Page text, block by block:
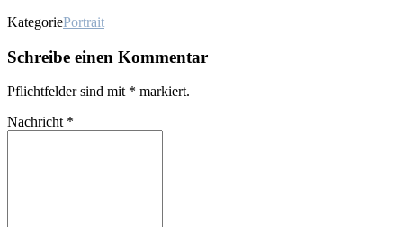
KategoriePortrait
Schreibe einen Kommentar
Pflichtfelder sind mit * markiert.
Nachricht *